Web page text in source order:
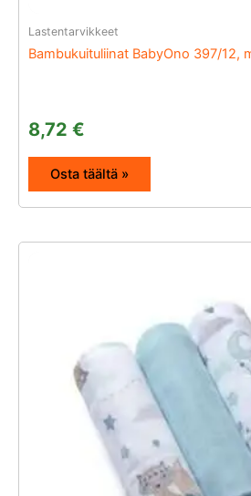
Lastentarvikkeet
Bambukuituliinat BabyOno 397/12,
8,72 €
Osta täältä »